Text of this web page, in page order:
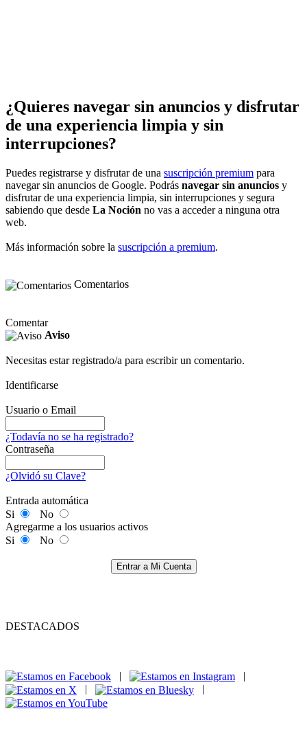
¿Quieres navegar sin anuncios y disfrutar
de una experiencia limpia y sin
interrupciones?
Puedes registrarse y disfrutar de una suscripción premium para
navegar sin anuncios de Google. Podrás navegar sin anuncios y
disfrutar de una experiencia limpia, sin interrupciones y segura
sabiendo que desde La Noción no vas a acceder a ninguna otra
web.
Más información sobre la suscripción a premium.
Comentarios
Comentar
Aviso
Necesitas estar registrado/a para escribir un comentario.
Identificarse
Usuario o Email
¿Todavía no se ha registrado?
Contraseña
¿Olvidó su Clave?
Entrada automática
Si
No
Agregarme a los usuarios activos
Si
No
Entrar a Mi Cuenta
DESTACADOS
|
|
|
|